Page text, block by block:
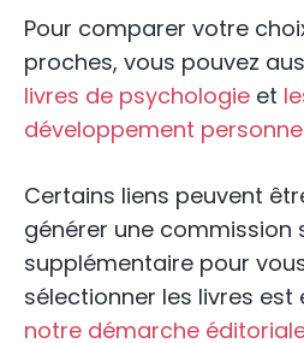
Pour comparer votre
proches, vous pouvez
livres de psychologie et
développement
Certains liens peuvent
générer une commission
supplémentaire pour
sélectionner les livres est
notre démarche